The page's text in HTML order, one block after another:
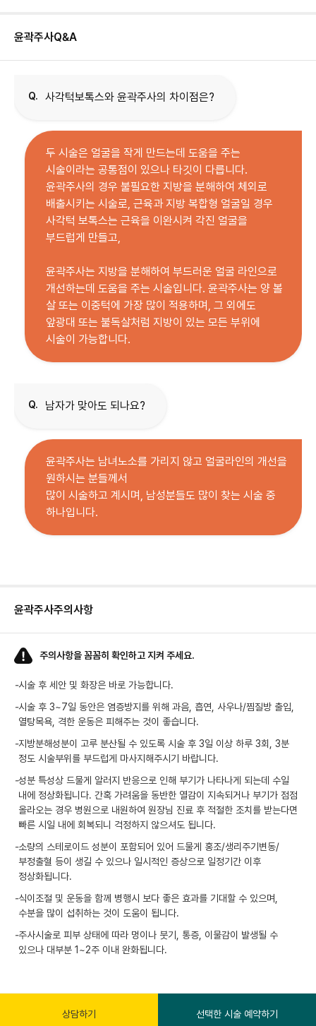
상담하기 선택한 시술 예약하기
윤곽주사Q&A
Q. 사각턱보톡스와 윤곽주사의 차이점은?
두 시술은 얼굴을 작게 만드는데 도움을 주는
시술이라는 공통점이 있으나 타깃이 다릅니다.
윤곽주사의 경우 불필요한 지방을 분해하여 체외로
배출시키는 시술로, 근육과 지방 복합형 얼굴일 경우
사각턱 보톡스는 근육을 이완시켜 각진 얼굴을
부드럽게 만들고,
윤곽주사는 지방을 분해하여 부드러운 얼굴 라인으로
개선하는데 도움을 주는 시술입니다. 윤곽주사는 양 볼
살 또는 이중턱에 가장 많이 적용하며, 그 외에도
앞광대 또는 불독살처럼 지방이 있는 모든 부위에
시술이 가능합니다.
Q. 남자가 맞아도 되나요?
윤곽주사는 남녀노소를 가리지 않고 얼굴라인의 개선을
원하시는 분들께서
많이 시술하고 계시며, 남성분들도 많이 찾는 시술 중
하나입니다.
윤곽주사주의사항
주의사항을 꼼꼼히 확인하고 지켜 주세요.
-시술 후 세안 및 화장은 바로 가능합니다.
-시술 후 3~7일 동안은 염증방지를 위해 과음, 흡연, 사우나/찜질방 출입,
열탕목욕, 격한 운동은 피해주는 것이 좋습니다.
-지방분해성분이 고루 분산될 수 있도록 시술 후 3일 이상 하루 3회, 3분
정도 시술부위를 부드럽게 마사지해주시기 바랍니다.
-성분 특성상 드물게 알러지 반응으로 인해 부기가 나타나게 되는데 수일
내에 정상화됩니다. 간혹 가려움을 동반한 열감이 지속되거나 부기가 점점
올라오는 경우 병원으로 내원하여 원장님 진료 후 적절한 조치를 받는다면
빠른 시일 내에 회복되니 걱정하지 않으셔도 됩니다.
-소량의 스테로이드 성분이 포함되어 있어 드물게 홍조/생리주기변동/
부정출혈 등이 생길 수 있으나 일시적인 증상으로 일정기간 이후
정상화됩니다.
-식이조절 및 운동을 함께 병행시 보다 좋은 효과를 기대할 수 있으며,
수분을 많이 섭취하는 것이 도움이 됩니다.
-주사시술로 피부 상태에 따라 멍이나 붓기, 통증, 이물감이 발생될 수
있으나 대부분 1~2주 이내 완화됩니다.